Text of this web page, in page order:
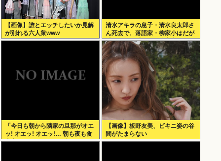
【画像】誰とエッチしたいか見解
が別れる六人衆www
清水アキラの息子・清水良太郎さ
ん死去で、落語家・柳家小はだが
「いじめ」「暴行」被害告発
「今日も朝から隣家の旦那がオエ
ッ! オエッ! オエッ!… 朝も夜も食
事中もかなりえづきの音がして不
【画像】板野友美、ビキニ姿の谷
間がたまらない